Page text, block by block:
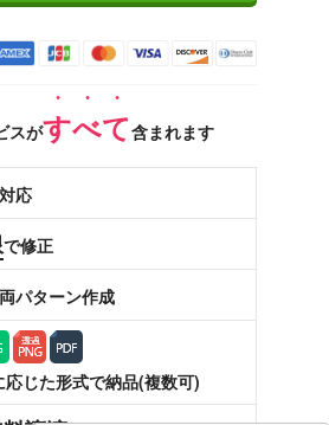
スがすべて含まれます
応
で修正
パターン作成
応じた形式で納品(複数可)